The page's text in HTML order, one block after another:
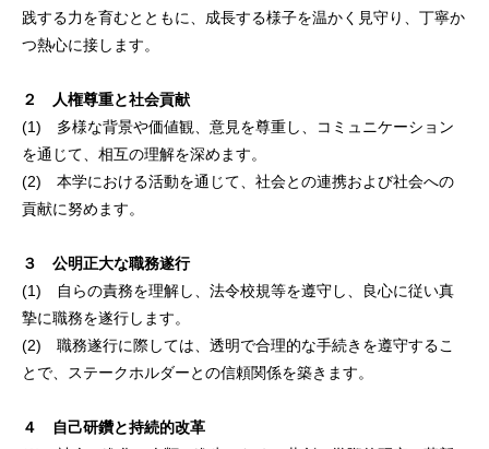
践する力を育むとともに、成長する様子を温かく見守り、丁寧か
つ熱心に接します。
２ 人権尊重と社会貢献
(1) 多様な背景や価値観、意見を尊重し、コミュニケーション
を通じて、相互の理解を深めます。
(2) 本学における活動を通じて、社会との連携および社会への
貢献に努めます。
３ 公明正大な職務遂行
(1) 自らの責務を理解し、法令校規等を遵守し、良心に従い真
摯に職務を遂行します。
(2) 職務遂行に際しては、透明で合理的な手続きを遵守するこ
とで、ステークホルダーとの信頼関係を築きます。
４ 自己研鑽と持続的改革